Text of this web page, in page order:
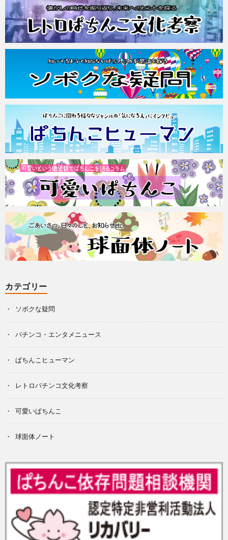
カテゴリー
ソボクな疑問
パチンコ・エンタメニュース
ぱちんこヒューマン
レトロパチンコ文化考察
可愛いぱちんこ
球面体ノート